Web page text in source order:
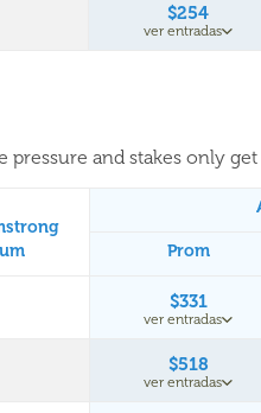
$254
ver entradas
and stakes only
Prom
$331
ver entradas
$518
ver entradas